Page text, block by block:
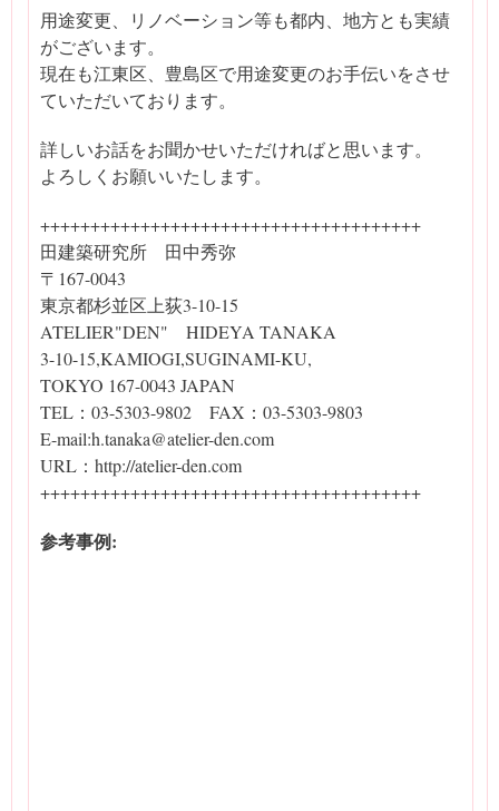
用途変更、リノベーション等も都内、地方とも実績
がございます。
現在も江東区、豊島区で用途変更のお手伝いをさせ
ていただいております。
詳しいお話をお聞かせいただければと思います。
よろしくお願いいたします。
++++++++++++++++++++++++++++++++++++++
田建築研究所 田中秀弥
〒167-0043
東京都杉並区上荻3-10-15
ATELIER"DEN" HIDEYA TANAKA
3-10-15,KAMIOGI,SUGINAMI-KU,
TOKYO 167-0043 JAPAN
TEL：03-5303-9802 FAX：03-5303-9803
E-mail:h.tanaka@atelier-den.com
URL：http://atelier-den.com
++++++++++++++++++++++++++++++++++++++
参考事例: